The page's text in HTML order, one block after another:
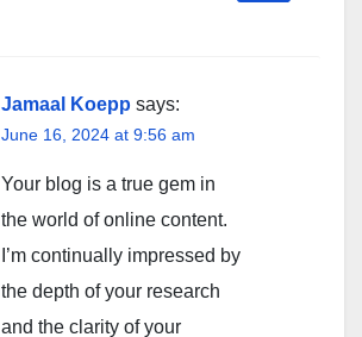
Jamaal Koepp says:
June 16, 2024 at 9:56 am
Your blog is a true gem in
the world of online content.
I’m continually impressed by
the depth of your research
and the clarity of your